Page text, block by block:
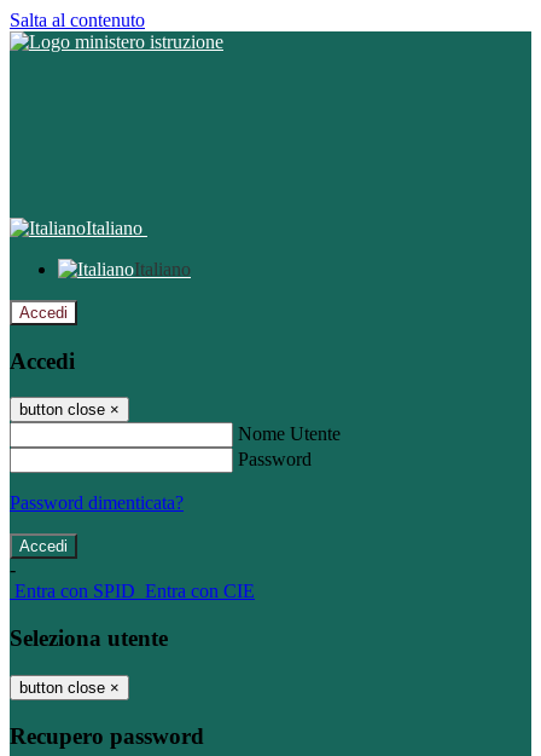
Salta al contenuto
Italiano
Italiano
Accedi
Accedi
button close ×
Nome Utente
Password
Password dimenticata?
-
Entra con SPID Entra con CIE
Seleziona utente
button close ×
Recupero password